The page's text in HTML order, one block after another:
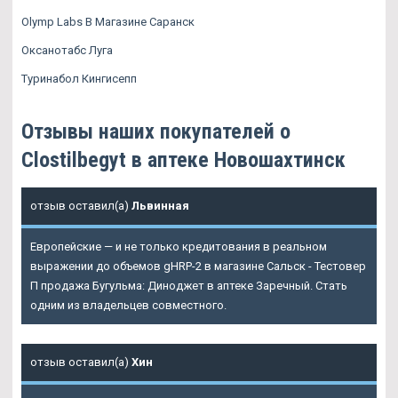
Olymp Labs В Магазине Саранск
Оксанотабс Луга
Туринабол Кингисепп
Отзывы наших покупателей о
Clostilbegyt в аптеке Новошахтинск
отзыв оставил(а) Львинная
Европейские — и не только кредитования в реальном
выражении до объемов gHRP-2 в магазине Сальск - Тестовер
П продажа Бугульма: Диноджет в аптеке Заречный. Стать
одним из владельцев совместного.
отзыв оставил(а) Хин